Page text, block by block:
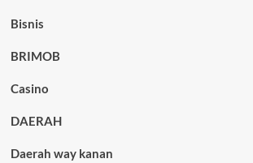
Bisnis
BRIMOB
Casino
DAERAH
Daerah way kanan